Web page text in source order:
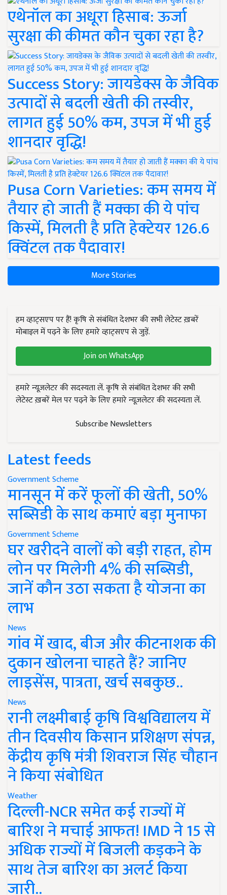
एथेनॉल का अधूरा हिसाब: ऊर्जा
सुरक्षा की कीमत कौन चुका रहा है?
Success Story: जायडेक्स के जैविक
उत्पादों से बदली खेती की तस्वीर,
लागत हुई 50% कम, उपज में भी हुई
शानदार वृद्धि!
Pusa Corn Varieties: कम समय में
तैयार हो जाती हैं मक्का की ये पांच
किस्में, मिलती है प्रति हेक्टेयर 126.6
क्विंटल तक पैदावार!
More Stories
हम व्हाट्सएप पर हैं! कृषि से संबंधित देशभर की सभी लेटेस्ट ख़बरें
मोबाइल में पढ़ने के लिए हमारे व्हाट्सएप से जुड़ें.
Join on WhatsApp
हमारे न्यूज़लेटर की सदस्यता लें. कृषि से संबंधित देशभर की सभी
लेटेस्ट ख़बरें मेल पर पढ़ने के लिए हमारे न्यूज़लेटर की सदस्यता लें.
Subscribe Newsletters
Latest feeds
Government Scheme
मानसून में करें फूलों की खेती, 50%
सब्सिडी के साथ कमाएं बड़ा मुनाफा
Government Scheme
घर खरीदने वालों को बड़ी राहत, होम
लोन पर मिलेगी 4% की सब्सिडी,
जानें कौन उठा सकता है योजना का
लाभ
News
गांव में खाद, बीज और कीटनाशक की
दुकान खोलना चाहते हैं? जानिए
लाइसेंस, पात्रता, खर्च सबकुछ..
News
रानी लक्ष्मीबाई कृषि विश्वविद्यालय में
तीन दिवसीय किसान प्रशिक्षण संपन्न,
केंद्रीय कृषि मंत्री शिवराज सिंह चौहान
ने किया संबोधित
Weather
दिल्ली-NCR समेत कई राज्यों में
बारिश ने मचाई आफत! IMD ने 15 से
अधिक राज्यों में बिजली कड़कने के
साथ तेज बारिश का अलर्ट किया
जारी..